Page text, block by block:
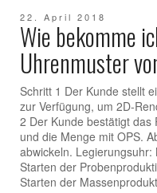
22. April 2018
Wie bekomme
Uhrenmuster
Schritt 1 Der Kunde stellt
zur Verfügung, um 2D-
2 Der Kunde bestätigt das
und die Menge mit OPS.
abwickeln.
Starten der
Starten der